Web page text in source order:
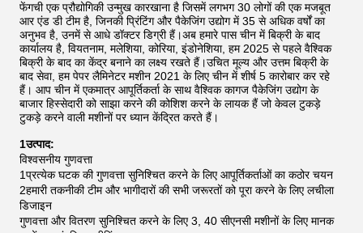
फेंगची एक प्रौद्योगिकी उन्मुख कारखाना है जिसमें लगभग 30 लोगों की एक मजबूत
आर एंड डी टीम है, जिनकी प्रिंटिंग और पैकेजिंग उद्योग में 35 से अधिक वर्षों का
अनुभव है, उनमें से आधे डॉक्टर डिग्री हैं।अब हमारे पास चीन में बिक्री के बाद
कार्यालय है, वियतनाम, मलेशिया, कोरिया, इंडोनेशिया, हम 2025 से पहले वैश्विक
बिक्री के बाद का केंद्र बनाने का लक्ष्य रखते हैं।उचित मूल्य और उत्तम बिक्री के
बाद सेवा, हम पेपर लैमिनेटर मशीन 2021 के लिए चीन में शीर्ष 5 कारोबार कर रहे
हैं। आप चीन में एकमात्र आपूर्तिकर्ता के साथ वैश्विक कागज पैकेजिंग उद्योग के
बाजार हिस्सेदारी को साझा करने की कोशिश करने के लायक हैं जो केवल टुकड़े
टुकड़े करने वाली मशीनों पर ध्यान केंद्रित करते हैं।
1उत्पाद:
विश्वसनीय गुणवत्ता
1प्रत्येक घटक की गुणवत्ता सुनिश्चित करने के लिए आपूर्तिकर्ताओं का कठोर चयन
2हमारी तकनीकी टीम और भागीदारों की सभी जरूरतों को पूरा करने के लिए लचीला
डिजाइन
गुणवत्ता और वितरण सुनिश्चित करने के लिए 3, 40 सीएनसी मशीनों के लिए मानक